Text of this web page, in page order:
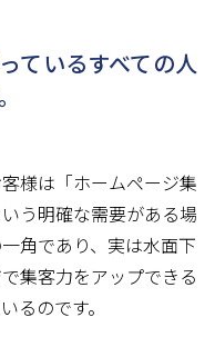
ているすべての人
様は「ホームページ集
う明確な需要がある場
角であり、実は水面下
集客力をアップできる
るのです。